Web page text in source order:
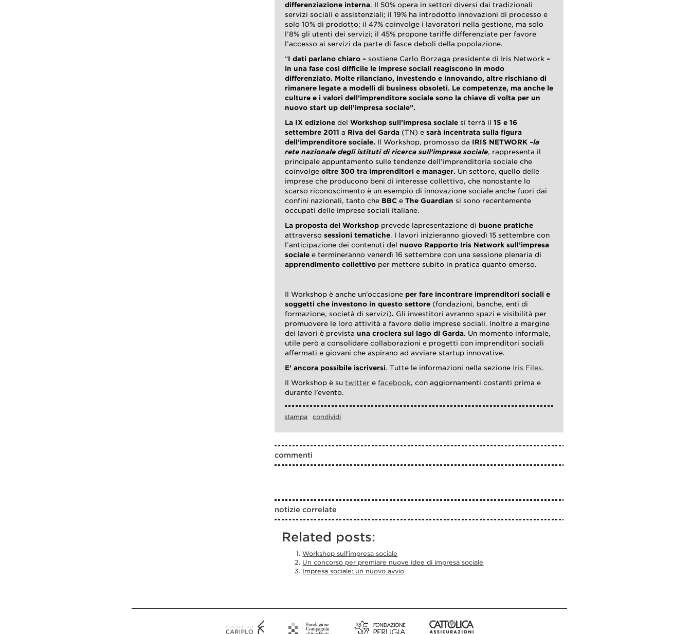
differenziazione interna. Il 50% opera in settori diversi dai tradizionali
servizi sociali e assistenziali; il 19% ha introdotto innovazioni di processo e
solo 10% di prodotto; il 47% coinvolge i lavoratori nella gestione, ma solo
l’8% gli utenti dei servizi; il 45% propone tariffe differenziate per favore
l’accesso ai servizi da parte di fasce deboli della popolazione.
“I dati parlano chiaro – sostiene Carlo Borzaga presidente di Iris Network –
in una fase così difficile le imprese sociali reagiscono in modo
differenziato. Molte rilanciano, investendo e innovando, altre rischiano di
rimanere legate a modelli di business obsoleti. Le competenze, ma anche le
culture e i valori dell’imprenditore sociale sono la chiave di volta per un
nuovo start up dell’impresa sociale”.
La IX edizionedel Workshop sull’impresa sociale si terrà il15 e 16
settembre 2011a Riva del Garda (TN) esarà incentrata sulla figura
dell’imprenditore sociale. Il Workshop, promosso da IRIS NETWORK –la
rete nazionale degli istituti di ricerca sull’impresa sociale, rappresenta il
principale appuntamento sulle tendenze dell’imprenditoria sociale che
coinvolgeoltre 300 tra imprenditori e manager. Un settore, quello delle
imprese che producono beni di interesse collettivo, che nonostante lo
scarso riconoscimento è un esempio di innovazione sociale anche fuori dai
confini nazionali, tanto che BBC eThe Guardian si sono recentemente
occupati delle imprese sociali italiane.
La proposta del Workshop prevede lapresentazione di buone pratiche
attraversosessioni tematiche. I lavori inizieranno giovedì 15 settembre con
l’anticipazione dei contenuti del nuovo Rapporto Iris Network sull’impresa
sociale e termineranno venerdì 16 settembre con una sessione plenaria di
apprendimento collettivo per mettere subito in pratica quanto emerso.
Il Workshop è anche un’occasione per fare incontrare imprenditori sociali e
soggetti che investono in questo settore (fondazioni, banche, enti di
formazione, società di servizi). Gli investitori avranno spazi e visibilità per
promuovere le loro attività a favore delle imprese sociali. Inoltre a margine
dei lavori è prevista una crociera sul lago di Garda. Un momento informale,
utile però a consolidare collaborazioni e progetti con imprenditori sociali
affermati e giovani che aspirano ad avviare startup innovative.
E’ ancora possibile iscriversi. Tutte le informazioni nella sezione Iris Files.
Il Workshop è sutwitter efacebook, con aggiornamenti costanti prima e
durante l’evento.
stampa condividi
commenti
notizie correlate
Related posts:
Workshop sull’impresa sociale
Un concorso per premiare nuove idee di impresa sociale
Impresa sociale: un nuovo avvio